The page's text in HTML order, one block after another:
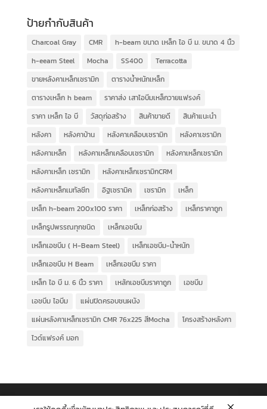
ป้ายกำกับสินค้า
Charcoal Gray CMR
h-beam ขนาด เหล็ก ไอ บี ม. ขนาด 4 นิ้ว
h-eeam Steel
Mocha SS400
Terracotta
ขายหลังคาเหล็กเซรามิก
ตารางน้ำหนักเหล็ก
ตารางเหล็ก h beam
ราคาส่ง เสาไอบีมเหล็กวายแฟรงค์
ราคา เหล็ก ไอ บี
วัสดุก่อสร้าง สินค้าขายดี
สินค้าแนะนำ
หลังคา
หลังคาบ้าน หลังคาเคลือบเซรามิก
หลังคาเซรามิก
หลังคาเหล็ก
หลังคาเหล็กเคลือบเซรามิก
หลังคาเหล็กเซรามิก
หลังคาเหล็ก เซรามิก
หลังคาเหล็กเซรามิกCRM
หลังคาเหล็กเมทัลชีท
อิฐเซรามิค เซรามิก
เหล็ก
เหล็ก h-beam 200x100 ราคา
เหล็กก่อสร้าง
เหล็กราคาถูก
เหล็กรูปพรรณทุกชนิด
เหล็กเอชบีม
เหล็กเอชบีม ( H-Beam Steel)
เหล็กเอชบีม-น้ำหนัก
เหล็กเอชบีม H Beam
เหล็กเอชบีม ราคา
เหล็ก ไอ บี ม. 6 นิ้ว ราคา
เหล้กเอชบีมราคาถูก
เอชบีม
เอชบีม ไอบีม
แผ่นปิดครอบชนผนัง
แผ่นหลังคาเหล็กเซรามิก CMR 76x225 สีMocha
โครงสร้างหลังคา
ไวด์แฟรงค์ มอก